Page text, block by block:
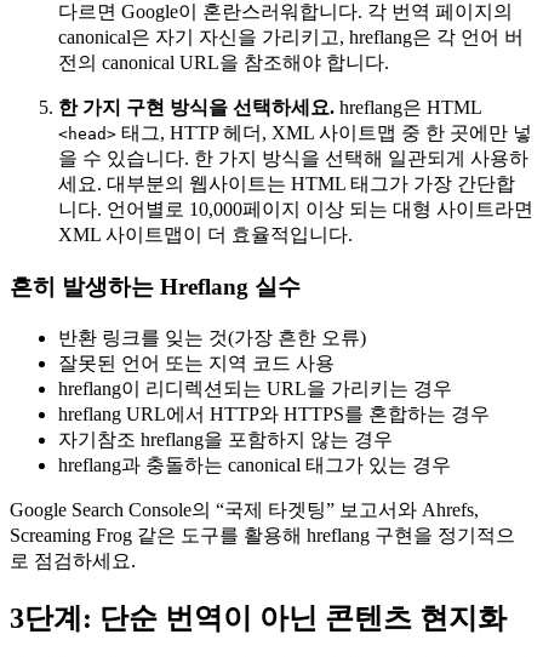
다르면 Google이 혼란스러워합니다. 각 번역 페이지의
canonical은 자기 자신을 가리키고, hreflang은 각 언어 버
전의 canonical URL을 참조해야 합니다.
한 가지 구현 방식을 선택하세요. hreflang은 HTML
<head> 태그, HTTP 헤더, XML 사이트맵 중 한 곳에만 넣
을 수 있습니다. 한 가지 방식을 선택해 일관되게 사용하
세요. 대부분의 웹사이트는 HTML 태그가 가장 간단합
니다. 언어별로 10,000페이지 이상 되는 대형 사이트라면
XML 사이트맵이 더 효율적입니다.
흔히 발생하는 Hreflang 실수
반환 링크를 잊는 것(가장 흔한 오류)
잘못된 언어 또는 지역 코드 사용
hreflang이 리디렉션되는 URL을 가리키는 경우
hreflang URL에서 HTTP와 HTTPS를 혼합하는 경우
자기참조 hreflang을 포함하지 않는 경우
hreflang과 충돌하는 canonical 태그가 있는 경우
Google Search Console의 “국제 타겟팅” 보고서와 Ahrefs,
Screaming Frog 같은 도구를 활용해 hreflang 구현을 정기적으
로 점검하세요.
3단계: 단순 번역이 아닌 콘텐츠 현지화